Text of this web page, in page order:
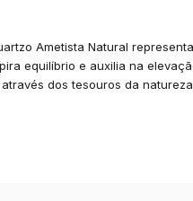
Ametista Natural
equilíbrio e auxilia na
dos tesouros da